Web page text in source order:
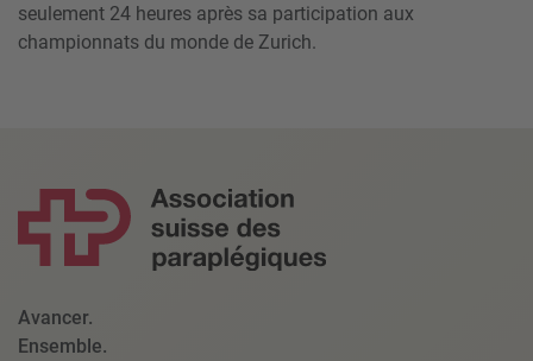
seulement 24 heures après sa participation aux
championnats du monde de Zurich.
Avancer.
Ensemble.